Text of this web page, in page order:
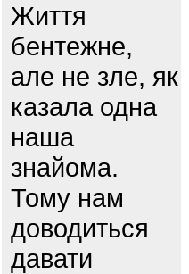
Життя
бентежне,
але не зле, як
казала одна
наша
знайома.
Тому нам
доводиться
давати